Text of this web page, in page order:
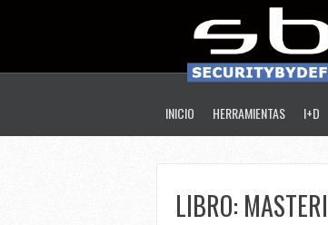
INICIO HERRAMIENTAS I+D
LIBRO: